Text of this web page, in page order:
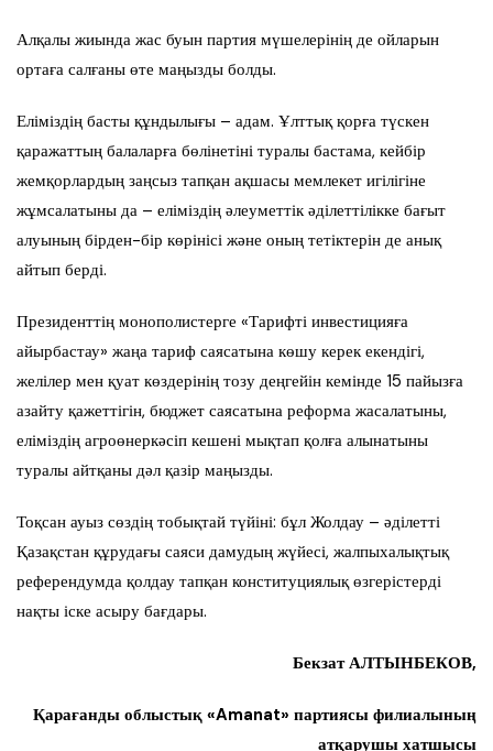
Алқалы жиында жас буын партия мүшелерінің де ойларын
ортаға салғаны өте маңызды болды.
Еліміздің басты құндылығы – адам. Ұлттық қорға түскен
қаражаттың балаларға бөлінетіні туралы бастама, кейбір
жемқорлардың заңсыз тапқан ақшасы мемлекет игілігіне
жұмсалатыны да – еліміздің әлеуметтік әділеттілікке бағыт
алуының бірден-бір көрінісі және оның тетіктерін де анық
айтып берді.
Президенттің монополистерге «Тарифті инвестицияға
айырбастау» жаңа тариф саясатына көшу керек екендігі,
желілер мен қуат көздерінің тозу деңгейін кемінде 15 пайызға
азайту қажеттігін, бюджет саясатына реформа жасалатыны,
еліміздің агроөнеркәсіп кешені мықтап қолға алынатыны
туралы айтқаны дәл қазір маңызды.
Тоқсан ауыз сөздің тобықтай түйіні: бұл Жолдау – әділетті
Қазақстан құрудағы саяси дамудың жүйесі, жалпыхалықтық
референдумда қолдау тапқан конституциялық өзгерістерді
нақты іске асыру бағдары.
Бекзат АЛТЫНБЕКОВ,
Қарағанды облыстық «Amanat» партиясы филиалының
атқарушы хатшысы